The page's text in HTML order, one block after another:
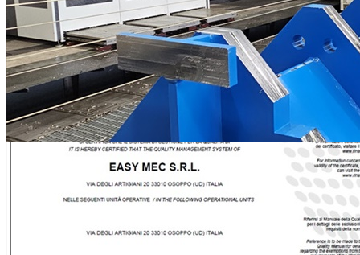
Fresatrice a portale FPT 14000 x 4300 x 2000 mm